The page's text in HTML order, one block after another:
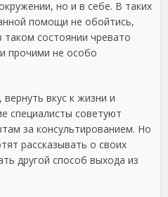
но и в себе. В таких
помощи не обойтись,
состоянии чревато
прочими не особо
вкус к жизни и
специалисты советуют
за консультированием. Но
рассказывать о своих
другой способ выхода из